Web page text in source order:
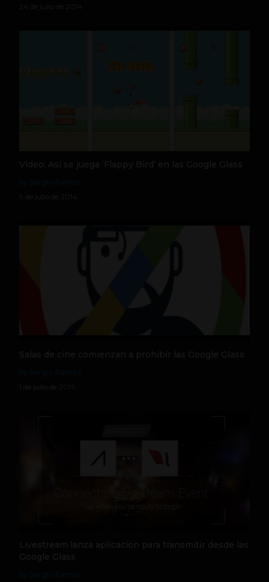
24 de julio de 2014
Video: Así se juega ‘Flappy Bird’ en las Google Glass
9 de julio de 2014
Salas de cine comienzan a prohibir las Google Glass
1 de julio de 2014
Livestream lanza aplicación para transmitir desde las
Google Glass